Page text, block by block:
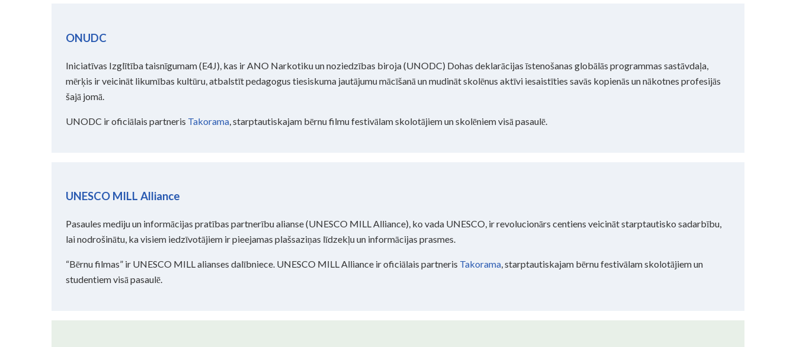
ONUDC
Iniciatīvas Izglītība taisnīgumam (E4J), kas ir ANO Narkotiku un noziedzības biroja (UNODC) Dohas deklarācijas īstenošanas globālās programmas sastāvdaļa,
mērķis ir veicināt likumības kultūru, atbalstīt pedagogus tiesiskuma jautājumu mācīšanā un mudināt skolēnus aktīvi iesaistīties savās kopienās un nākotnes profesijās
šajā jomā.
UNODC ir oficiālais partneris Takorama , starptautiskajam bērnu filmu festivālam skolotājiem un skolēniem visā pasaulē.
UNESCO MILL Alliance
Pasaules mediju un informācijas pratības partnerību alianse (UNESCO MILL Alliance), ko vada UNESCO, ir revolucionārs centiens veicināt starptautisko sadarbību,
lai nodrošinātu, ka visiem iedzīvotājiem ir pieejamas plašsaziņas līdzekļu un informācijas prasmes.
“Bērnu filmas” ir UNESCO MILL alianses dalībniece. UNESCO MILL Alliance ir oficiālais partneris Takorama, starptautiskajam bērnu festivālam skolotājiem un
studentiem visā pasaulē.